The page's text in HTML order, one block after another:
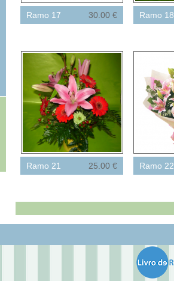
Ramo 17 30.00 € Ramo 18
Ramo 21 25.00 € Ramo 22